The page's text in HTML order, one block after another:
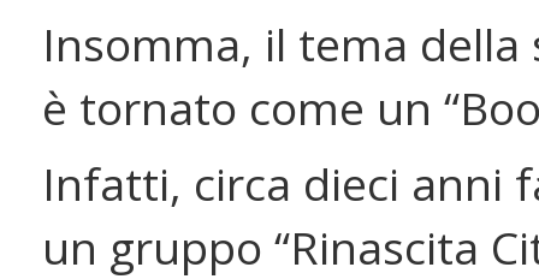
Insomma, il tema della
è tornato come un
Infatti, circa dieci anni
un gruppo “Rinascita